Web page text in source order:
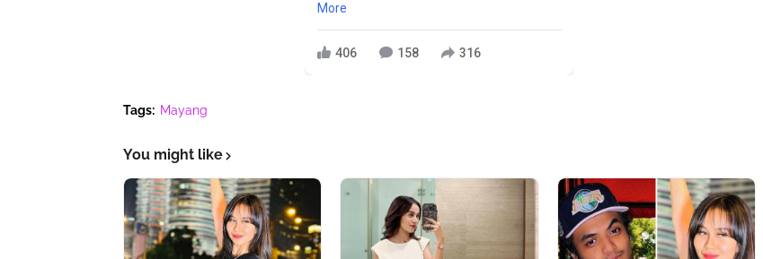
More
406 158 316
Tags: Mayang
You might like